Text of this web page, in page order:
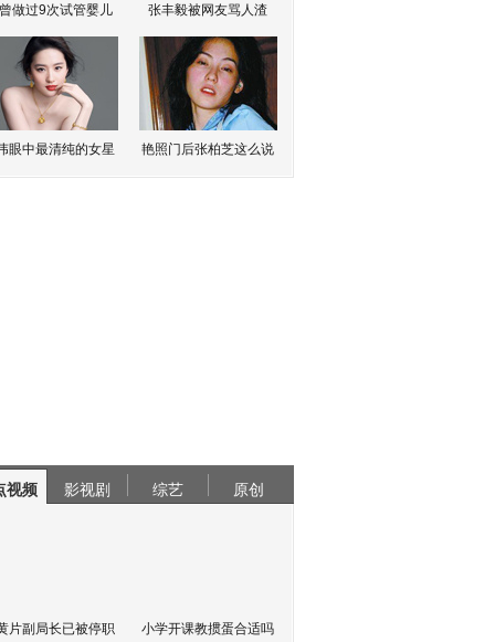
做过9次试管婴儿 张丰毅被网友骂人渣
眼中最清纯的女星 艳照门后张柏芝这么说
视频 影视剧 综艺 原创
片副局长已被停职 小学开课教掼蛋合适吗